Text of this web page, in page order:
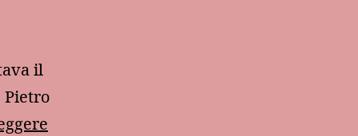
il
Pietro